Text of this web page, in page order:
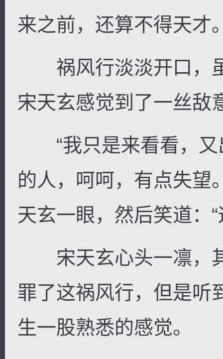
来之前，还算不得天才
祸风行淡淡开口，
宋天玄感觉到了一丝敌
“我只是来看看，又
的人，呵呵，有点失望
天玄一眼，然后笑道：
宋天玄心头一凛，
罪了这祸风行，但是听
生一股熟悉的感觉。